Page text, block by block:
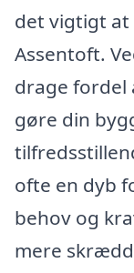
det vigtigt
Assentoft.
drage fordel
gøre din
ofte en dyb
behov og
mere